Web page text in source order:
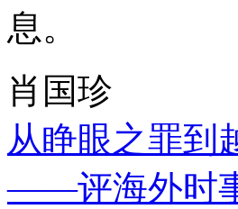
息。
肖国珍
从睁眼之罪到
——评海外时